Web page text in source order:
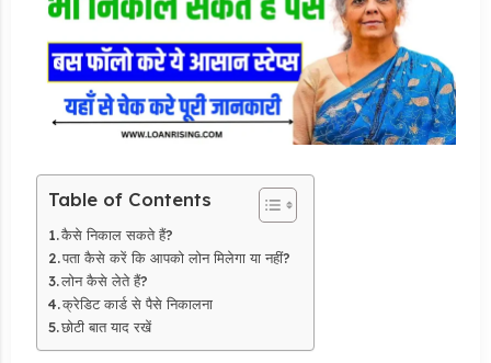
Table of Contents
कैसे निकाल सकते हैं?
पता कैसे करें कि आपको लोन मिलेगा या नहीं?
लोन कैसे लेते हैं?
क्रेडिट कार्ड से पैसे निकालना
छोटी बात याद रखें